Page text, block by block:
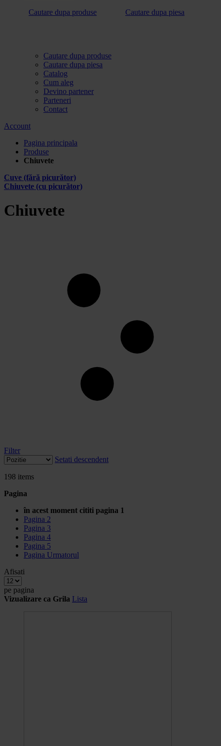
Cautare dupa produse
Cautare dupa piesa
Cautare dupa produse
Cautare dupa piesa
Catalog
Cum aleg
Devino partener
Parteneri
Contact
Account
Pagina principala
Produse
Chiuvete
Cuve (fără picurător)
Chiuvete (cu picurător)
Chiuvete
Filter
Setati descendent
198 items
Pagina
în acest moment cititi pagina 1
Pagina 2
Pagina 3
Pagina 4
Pagina 5
Pagina Urmatorul
Afisati
pe pagina
Vizualizare ca Grila Lista